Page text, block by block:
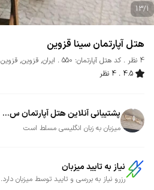
13/1
هتل آپارتمان سینا قزوین
4 نظر کد هتل آپارتمان: 550 ایران, قزوین, قزوین
4.5
4 نظر
پشتیبانی آنلاین هتل آپارتمان س...
میزبان به زبان انگلیسی مسلط است
نیاز به تایید میزبان
رزرو نیاز به بررسی و تایید توسط میزبان دارد.